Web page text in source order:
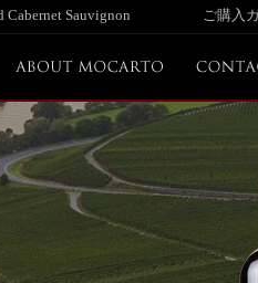
Sauvignon ご購入